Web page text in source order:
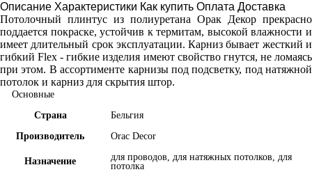
Описание Характеристики Как купить Оплата Доставка
Потолочный плинтус из полиуретана Орак Декор прекрасно
поддается покраске, устойчив к термитам, высокой влажности и
имеет длительный срок эксплуатации. Карниз бывает жесткий и
гибкий Flex - гибкие изделия имеют свойство гнутся, не ломаясь
при этом. В ассортименте карнизы под подсветку, под натяжной
потолок и карниз для скрытия штор.
Основные
Страна
Бельгия
Производитель
Orac Decor
Назначение
для проводов, для натяжных потолков, для
потолка